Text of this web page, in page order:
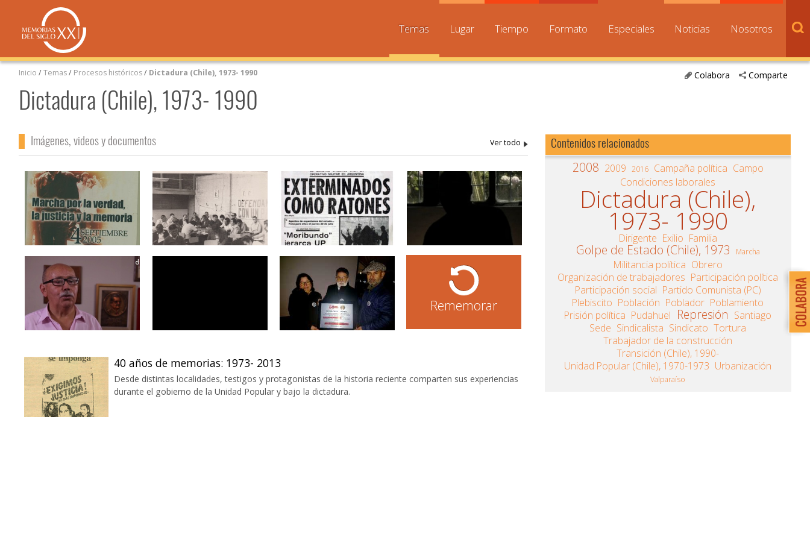
Temas Lugar Tiempo Formato Especiales Noticias Nosotros
Comparte
Colabora
Inicio /Temas/ Procesos históricos/ Dictadura (Chile), 1973- 1990
Dictadura (Chile), 1973- 1990
Imágenes, videos y documentos
Rememorar
40 años de memorias: 1973- 2013
Desde distintas localidades, testigos y protagonistas de la historia reciente comparten sus experiencias
durante el gobierno de la Unidad Popular y bajo la dictadura.
Contenidos relacionados
2008 2009 2016 Campaña política Campo
Condiciones laborales
Dictadura (Chile),
1973- 1990
Dirigente Exilio Familia
Golpe de Estado (Chile), 1973 Marcha
Militancia política Obrero
Organización de trabajadores Participación política
Participación social Partido Comunista (PC)
Plebiscito Población Poblador Poblamiento
Prisión política Pudahuel Represión Santiago
Sede Sindicalista Sindicato Tortura
Trabajador de la construcción
Transición (Chile), 1990-
Unidad Popular (Chile), 1970-1973 Urbanización
Valparaíso